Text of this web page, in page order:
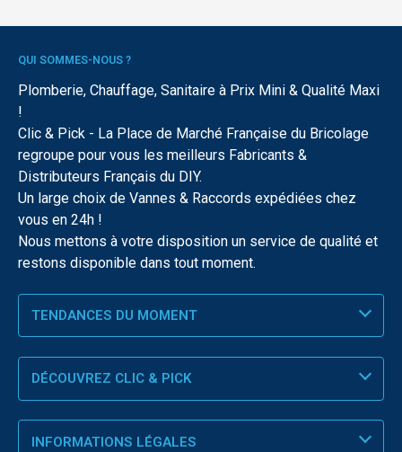
QUI SOMMES-NOUS ?
Plomberie, Chauffage, Sanitaire à Prix Mini & Qualité Maxi
!
Clic & Pick - La Place de Marché Française du Bricolage
regroupe pour vous les meilleurs Fabricants &
Distributeurs Français du DIY.
Un large choix de Vannes & Raccords expédiées chez
vous en 24h !
Nous mettons à votre disposition un service de qualité et
restons disponible dans tout moment.
TENDANCES DU MOMENT
DÉCOUVREZ CLIC & PICK
INFORMATIONS LÉGALES